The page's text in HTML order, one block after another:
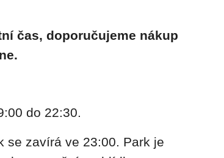
čas, doporučujeme nákup
do 22:30.
se zavírá ve 23:00. Park je